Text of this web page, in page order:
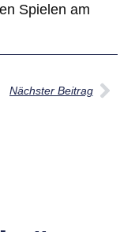
Spielen am
Nächster Beitrag